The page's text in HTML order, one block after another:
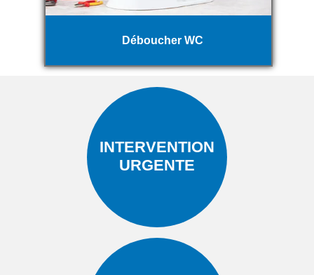
Déboucher WC
INTERVENTION
URGENTE